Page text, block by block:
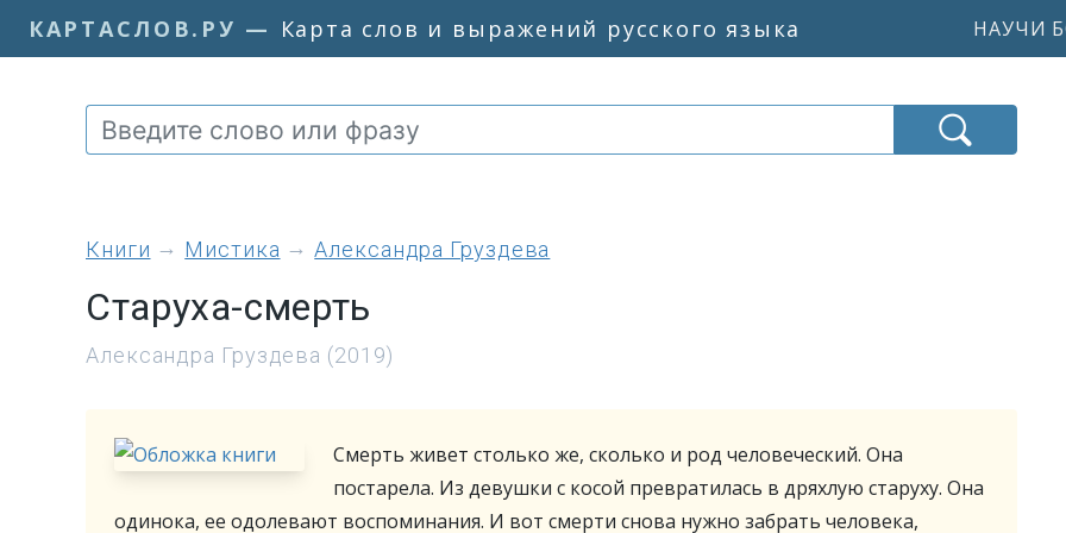
КАРТАСЛОВ.РУ — Карта слов и выражений русского языка НАУЧИ
книги Мистика Александра Груздева
Старуха-смерть
Александра Груздева (2019)
Смерть живет столько же, сколько и род человеческий. Она
постарела. Из девушки с косой превратилась в дряхлую старуху. Она
одинока, ее одолевают воспоминания. И вот смерти снова нужно забрать человека,